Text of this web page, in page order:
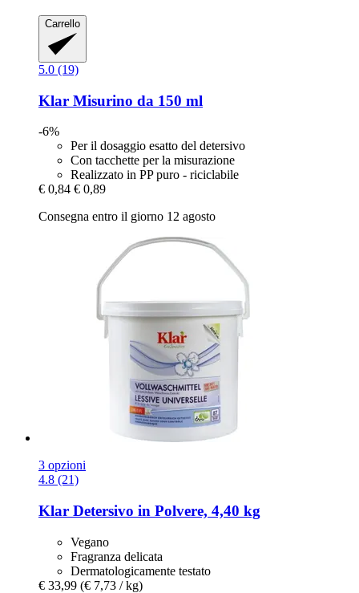
Carrello
5.0 (19)
Klar Misurino da 150 ml
-6%
Per il dosaggio esatto del detersivo
Con tacchette per la misurazione
Realizzato in PP puro - riciclabile
€ 0,84 € 0,89
Consegna entro il giorno 12 agosto
3 opzioni
4.8 (21)
Klar Detersivo in Polvere, 4,40 kg
Vegano
Fragranza delicata
Dermatologicamente testato
€ 33,99 (€ 7,73 / kg)